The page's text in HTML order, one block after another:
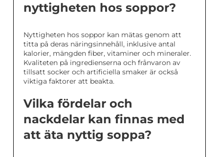
nyttigheten hos soppor?
Nyttigheten hos soppor kan mätas genom att
titta på deras näringsinnehåll, inklusive antal
kalorier, mängden fiber, vitaminer och mineraler.
Kvaliteten på ingredienserna och frånvaron av
tillsatt socker och artificiella smaker är också
viktiga faktorer att beakta.
Vilka fördelar och
nackdelar kan finnas med
att äta nyttig soppa?